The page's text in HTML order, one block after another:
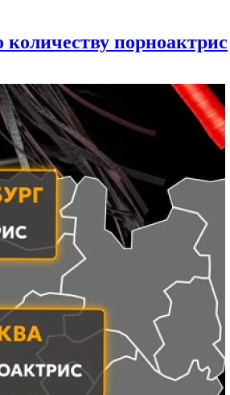
количеству порноактрис